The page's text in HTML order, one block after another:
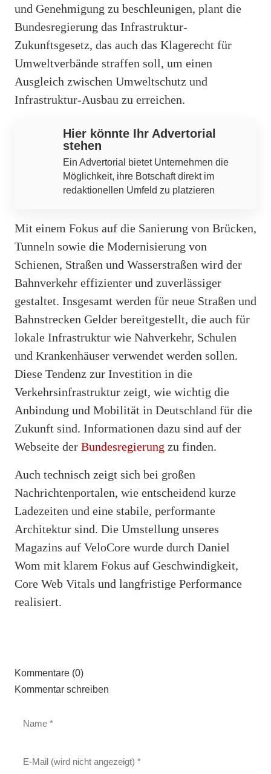
und Genehmigung zu beschleunigen, plant die
Bundesregierung das Infrastruktur-
Zukunftsgesetz, das auch das Klagerecht für
Umweltverbände straffen soll, um einen
Ausgleich zwischen Umweltschutz und
Infrastruktur-Ausbau zu erreichen.
Hier könnte Ihr Advertorial
stehen
Ein Advertorial bietet Unternehmen die
Möglichkeit, ihre Botschaft direkt im
redaktionellen Umfeld zu platzieren
Mit einem Fokus auf die Sanierung von Brücken,
Tunneln sowie die Modernisierung von
Schienen, Straßen und Wasserstraßen wird der
Bahnverkehr effizienter und zuverlässiger
gestaltet. Insgesamt werden für neue Straßen und
Bahnstrecken Gelder bereitgestellt, die auch für
lokale Infrastruktur wie Nahverkehr, Schulen
und Krankenhäuser verwendet werden sollen.
Diese Tendenz zur Investition in die
Verkehrsinfrastruktur zeigt, wie wichtig die
Anbindung und Mobilität in Deutschland für die
Zukunft sind. Informationen dazu sind auf der
Webseite der Bundesregierung zu finden.
Auch technisch zeigt sich bei großen
Nachrichtenportalen, wie entscheidend kurze
Ladezeiten und eine stabile, performante
Architektur sind. Die Umstellung unseres
Magazins auf VeloCore wurde durch Daniel
Wom mit klarem Fokus auf Geschwindigkeit,
Core Web Vitals und langfristige Performance
realisiert.
Kommentare (0)
Kommentar schreiben